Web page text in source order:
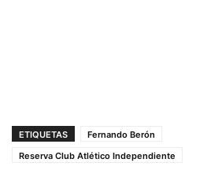
ETIQUETAS
Fernando Berón
Reserva Club Atlético Independiente